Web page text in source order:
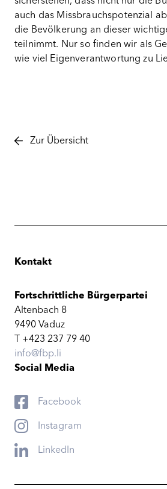
auch das Missbrauchspotenzial
die Bevölkerung an dieser
teilnimmt. Nur so finden wir als
wie viel Eigenverantwortung zu
Zur Übersicht
Kontakt
Fortschrittliche Bürgerpartei
Altenbach 8
9490 Vaduz
T +423 237 79 40
info@fbp.li
Social Media
Facebook
Instagram
LinkedIn